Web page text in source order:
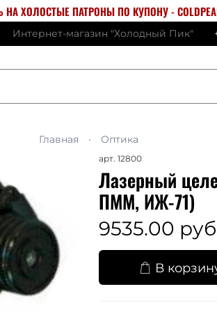
ХОЛОСТЫЕ ПАТРОНЫ ПО КУПОНУ -
Интернет-магазин "Холодный Пик"
Главная Оптика
арт. 12800
Лазерный
ПММ, ИЖ-71)
9535.00 руб
В